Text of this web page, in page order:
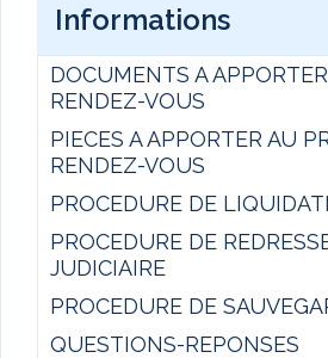
Informations
DOCUMENTS A
RENDEZ-VOUS
PIECES A APPORTER AU
RENDEZ-VOUS
PROCEDURE DE
PROCEDURE DE
JUDICIAIRE
PROCEDURE DE
QUESTIONS-REPONSES